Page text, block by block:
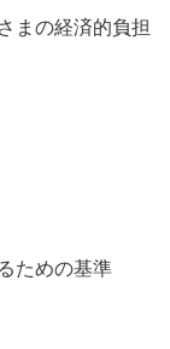
まの経済的負担
ための基準